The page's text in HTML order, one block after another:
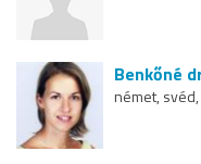
Benkőné
német,